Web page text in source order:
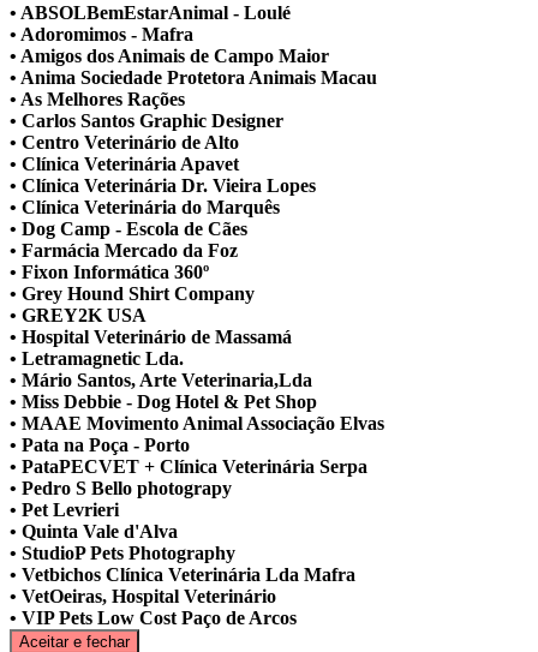
• ABSOLBemEstarAnimal - Loulé
• Adoromimos - Mafra
• Amigos dos Animais de Campo Maior
• Anima Sociedade Protetora Animais Macau
• As Melhores Rações
• Carlos Santos Graphic Designer
• Centro Veterinário de Alto
• Clínica Veterinária Apavet
• Clínica Veterinária Dr. Vieira Lopes
• Clínica Veterinária do Marquês
• Dog Camp - Escola de Cães
• Farmácia Mercado da Foz
• Fixon Informática 360º
• Grey Hound Shirt Company
• GREY2K USA
• Hospital Veterinário de Massamá
• Letramagnetic Lda.
• Mário Santos, Arte Veterinaria,Lda
• Miss Debbie - Dog Hotel & Pet Shop
• MAAE Movimento Animal Associação Elvas
• Pata na Poça - Porto
• PataPECVET + Clínica Veterinária Serpa
• Pedro S Bello photograpy
• Pet Levrieri
• Quinta Vale d'Alva
• StudioP Pets Photography
• Vetbichos Clínica Veterinária Lda Mafra
• VetOeiras, Hospital Veterinário
• VIP Pets Low Cost Paço de Arcos